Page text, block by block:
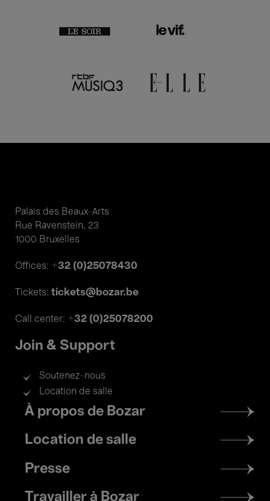
Palais des Beaux-Arts
Rue Ravenstein, 23
1000 Bruxelles
Offices: +32 (0)25078430
Tickets: tickets@bozar.be
Call center: +32 (0)25078200
Join & Support
Soutenez-nous
Location de salle
Footer
menu
À propos de Bozar
Location de salle
Presse
Travailler à Bozar